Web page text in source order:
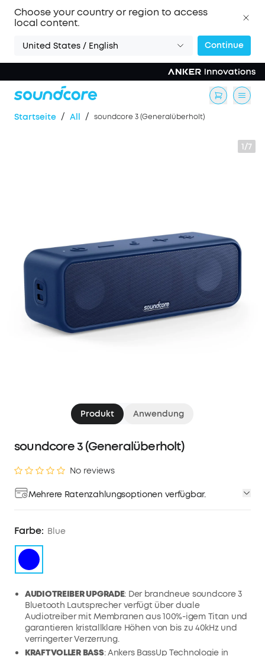
Choose your country or region to access
local content.
United States / English Continue
Startseite / All / soundcore 3 (Generalüberholt)
1/7
Produkt Anwendung
soundcore 3 (Generalüberholt)
No reviews
Mehrere Ratenzahlungsoptionen verfügbar.
Farbe: Blue
AUDIOTREIBER UPGRADE: Der brandneue soundcore 3
Bluetooth Lautsprecher verfügt über duale
Audiotreiber mit Membranen aus 100%-igem Titan und
garantieren kristallklare Höhen von bis zu 40kHz und
verringerter Verzerrung.
KRAFTVOLLER BASS: Ankers BassUp Technologie in